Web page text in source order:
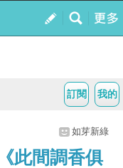
我的
訂閱
如芽新綠
此間調香俱